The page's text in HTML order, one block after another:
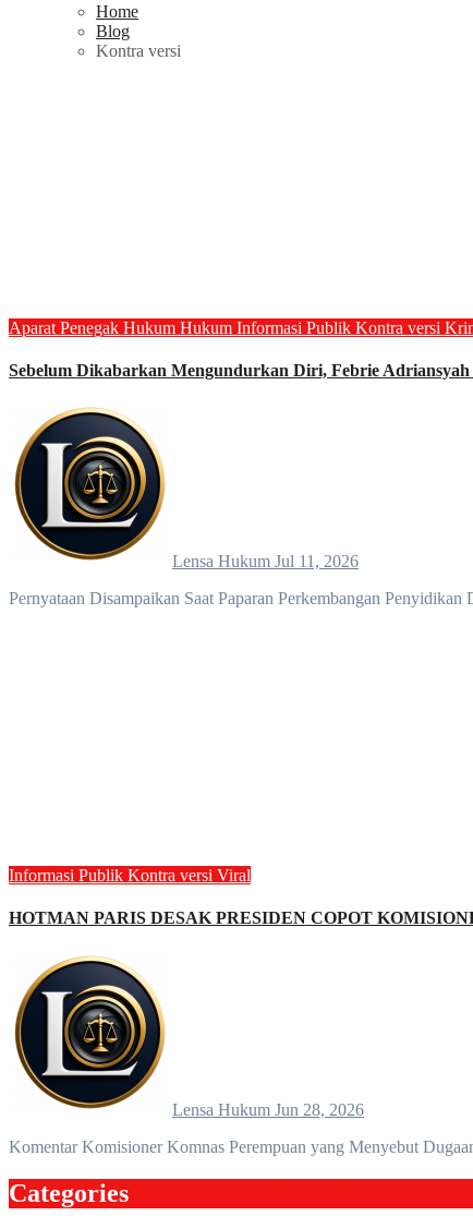
Home
Blog
Kontra versi
Aparat Penegak Hukum Hukum Informasi Publik Kontra versi
Sebelum Dikabarkan Mengundurkan Diri, Febrie
Lensa Hukum Jul 11, 2026
Pernyataan Disampaikan Saat Paparan Perkembangan
Informasi Publik Kontra versi Viral
HOTMAN PARIS DESAK PRESIDEN COPOT
Lensa Hukum Jun 28, 2026
Komentar Komisioner Komnas Perempuan yang Menyebut
Categories